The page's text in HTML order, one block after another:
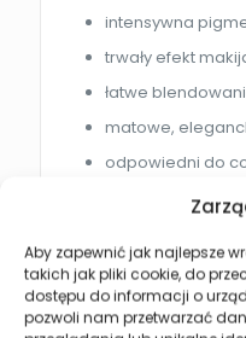
Aby zapewnić jak najlepsze
takich jak pliki cookie, do
dostępu do informacji o
pozwoli nam przetwarzać
intensywna
trwały efekt
łatwe
matowe,
odpowiedni do
bezpieczny dla
Efekt po
Cień do powiek